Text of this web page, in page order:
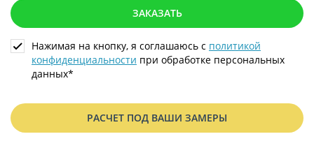
ЗАКАЗАТЬ
Нажимая на кнопку, я соглашаюсь с политикой
конфиденциальности при обработке персональных
данных*
РАСЧЕТ ПОД ВАШИ ЗАМЕРЫ